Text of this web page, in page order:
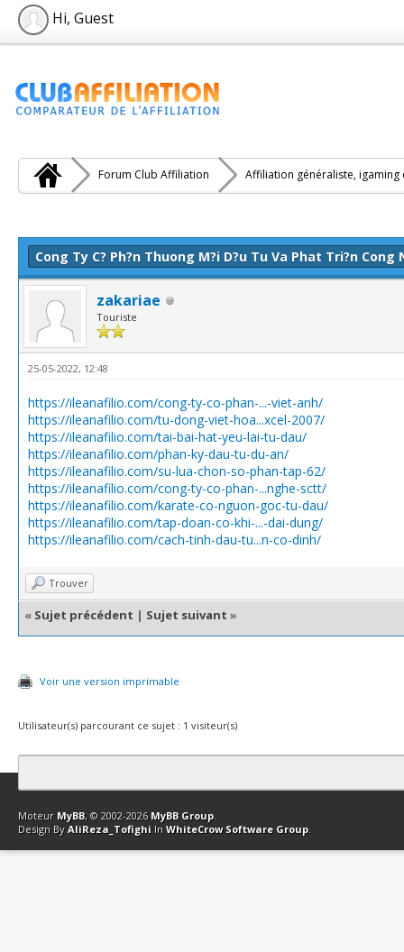
Hi, Guest
Forum Club Affiliation Affiliation généraliste, igaming
Cong Ty C? Ph?n Thuong M?i D?u Tu Va Phat Tri?n Cong
zakariae
Touriste
25-05-2022, 12:48
https://ileanafilio.com/cong-ty-co-phan-...-viet-anh/
https://ileanafilio.com/tu-dong-viet-hoa...xcel-2007/
https://ileanafilio.com/tai-bai-hat-yeu-lai-tu-dau/
https://ileanafilio.com/phan-ky-dau-tu-du-an/
https://ileanafilio.com/su-lua-chon-so-phan-tap-62/
https://ileanafilio.com/cong-ty-co-phan-...nghe-sctt/
https://ileanafilio.com/karate-co-nguon-goc-tu-dau/
https://ileanafilio.com/tap-doan-co-khi-...-dai-dung/
https://ileanafilio.com/cach-tinh-dau-tu...n-co-dinh/
Trouver
« Sujet précédent | Sujet suivant »
Voir une version imprimable
Utilisateur(s) parcourant ce sujet : 1 visiteur(s)
Contact Club Affiliation Retourner en haut Version bas-débit
Moteur MyBB, © 2002-2026 MyBB Group.
Design By AliReza_Tofighi In WhiteCrow Software Group.